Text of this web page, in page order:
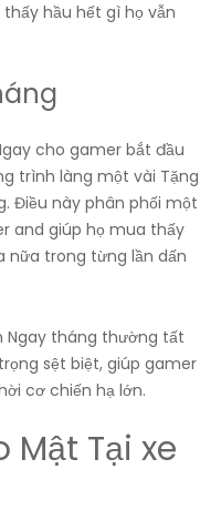
hầu hết gì họ vẫn
cho gamer bắt đầu
trình làng một vài Tặng
Điều này phân phối một
and giúp họ mua thấy
nữa trong từng lần dấn
Ngay tháng thường tất
sệt biệt, giúp gamer
cơ chiến hạ lớn.
Mật Tại xe